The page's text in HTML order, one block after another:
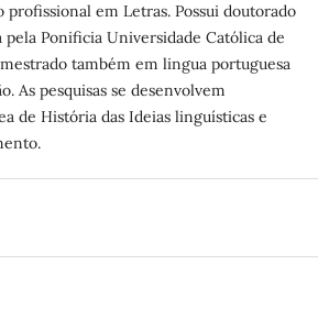
profissional em Letras. Possui doutorado
Ponificia Universidade Católica de
também em lingua portuguesa
As pesquisas se desenvolvem
de História das Ideias linguísticas e